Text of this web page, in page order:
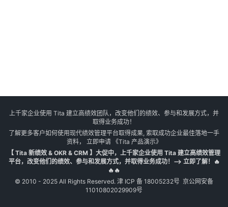
上千家企业使用 Tita 建立高绩效团队，改变他们的绩效、参与和发展方式，并
取得业务成功！
了解更多客户如何使用现代绩效管理平台取得成果, 索取成功企业最佳落地一手
资料， 立即申请《Tita 产品演示》
【 Tita 新绩效 & OKR & CRM 】大促中，上千家企业使用 Tita 建立高绩效管理
平台，改变他们的绩效、参与和发展方式，并取得业务成功！--> 立即了解！🔥
🔥🔥
© 2010 - 2025 All Rights Reserved. 津 ICP 备 18005232号 京公网安备
11010802029909号